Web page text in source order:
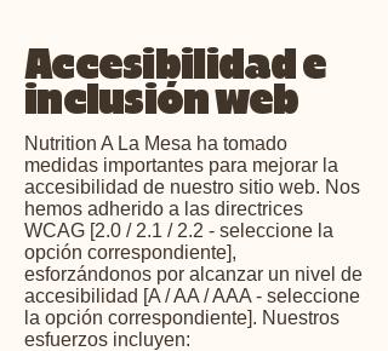
Accesibilidad e
inclusión web
Nutrition A La Mesa ha tomado
medidas importantes para mejorar la
accesibilidad de nuestro sitio web. Nos
hemos adherido a las directrices
WCAG [2.0 / 2.1 / 2.2 - seleccione la
opción correspondiente],
esforzándonos por alcanzar un nivel de
accesibilidad [A / AA / AAA - seleccione
la opción correspondiente]. Nuestros
esfuerzos incluyen: